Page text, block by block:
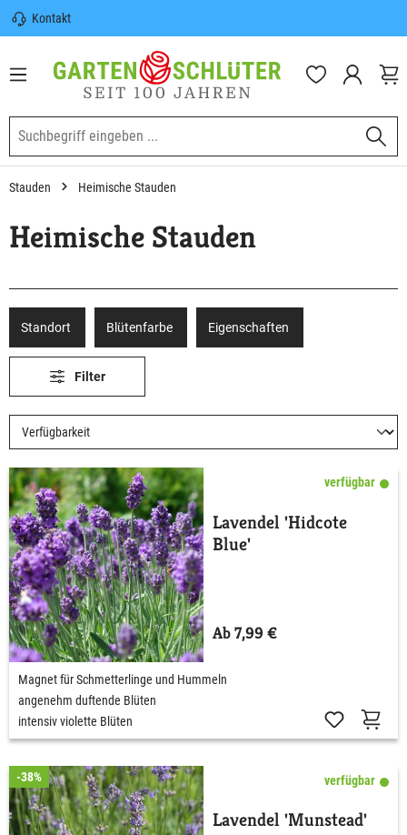
springen
Kontakt
Sicherer Versand | Versandkostenfrei
(DE) ab 100€
Garten-Schlüter Anwachsgarantie
Stauden Heimische Stauden
Heimische Stauden
Standort Blütenfarbe Eigenschaften
Filter
verfügbar
Lavendel 'Hidcote
Blue'
Ab 7,99 €
Magnet für Schmetterlinge und Hummeln
angenehm duftende Blüten
intensiv violette Blüten
-38% verfügbar
Lavendel 'Munstead'